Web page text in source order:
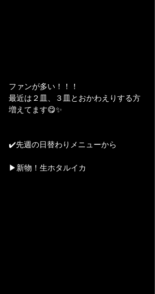
ファンが多い！！！
最近は２皿、３皿とおかわえりする方
増えてます😋✨
✔️先週の日替わりメニューから
▶︎新物！生ホタルイカ